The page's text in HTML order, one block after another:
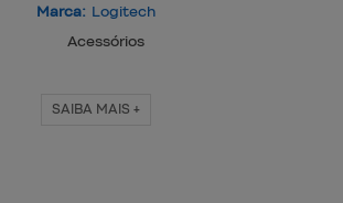
Marca: Logitech
Acessórios
SAIBA MAIS +